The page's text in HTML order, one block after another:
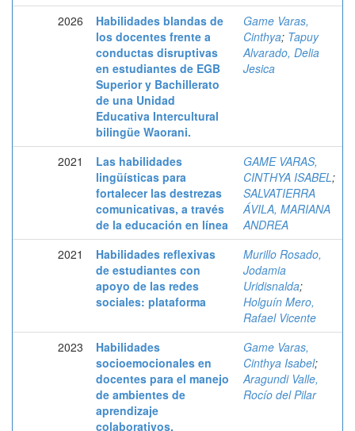
2026
Habilidades blandas de
los docentes frente a
conductas disruptivas
en estudiantes de EGB
Superior y Bachillerato
de una Unidad
Educativa Intercultural
bilingüe Waorani.
Game Varas,
Cinthya; Tapuy
Alvarado, Delia
Jesica
2021
Las habilidades
lingüísticas para
fortalecer las destrezas
comunicativas, a través
de la educación en línea
GAME VARAS,
CINTHYA ISABEL;
SALVATIERRA
ÁVILA, MARIANA
ANDREA
2021
Habilidades reflexivas
de estudiantes con
apoyo de las redes
sociales: plataforma
Murillo Rosado,
Jodamia
Uridisnalda;
Holguín Mero,
Rafael Vicente
2023
Habilidades
socioemocionales en
docentes para el manejo
de ambientes de
aprendizaje
colaborativos.
Game Varas,
Cinthya Isabel;
Aragundi Valle,
Rocío del Pilar